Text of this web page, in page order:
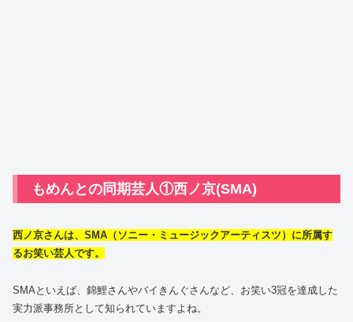
もめんとの同期芸人①西ノ京(SMA)
西ノ京さんは、SMA（ソニー・ミュージックアーティスツ）に所属す
るお笑い芸人です。
SMAといえば、錦鯉さんやバイきんぐさんなど、お笑い3冠を達成した
実力派事務所として知られていますよね。